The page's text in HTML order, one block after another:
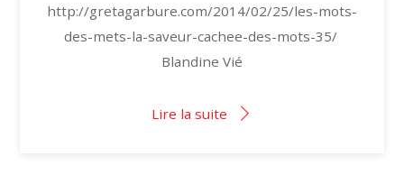
http://gretagarbure.com/2014/02/25/les-mots-
des-mets-la-saveur-cachee-des-mots-35/
Blandine Vié
Lire la suite